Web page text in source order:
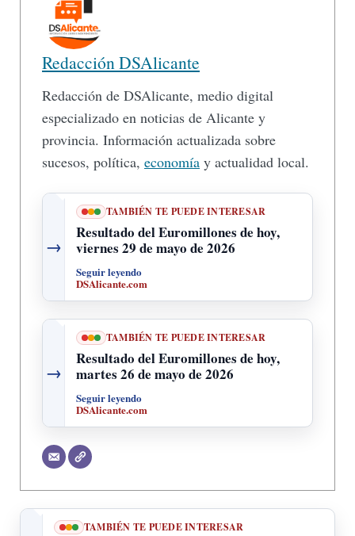
Redacción DSAlicante
Redacción de DSAlicante, medio digital
especializado en noticias de Alicante y
provincia. Información actualizada sobre
sucesos, política, economía y actualidad local.
→
TAMBIÉN TE PUEDE INTERESAR
Resultado del Euromillones de hoy,
viernes 29 de mayo de 2026
Seguir leyendo
DSAlicante.com
→
TAMBIÉN TE PUEDE INTERESAR
Resultado del Euromillones de hoy,
martes 26 de mayo de 2026
Seguir leyendo
DSAlicante.com
TAMBIÉN TE PUEDE INTERESAR